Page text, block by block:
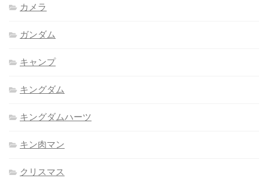
カメラ
ガンダム
キャンプ
キングダム
キングダムハーツ
キン肉マン
クリスマス